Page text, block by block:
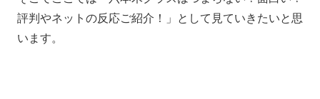
評判やネットの反応ご紹介！」として見ていきたいと思
います。